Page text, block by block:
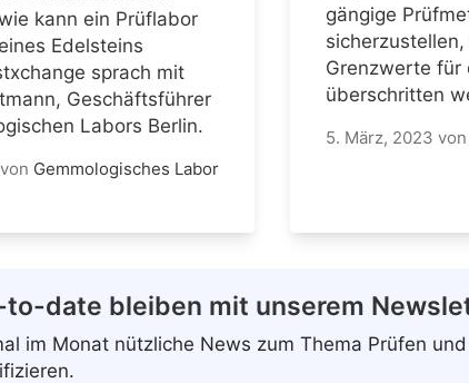
kann ein Prüflabor
Edelsteins
sprach mit
Geschäftsführer
Labors Berlin.
von Gemmologisches Labor
gängige
Grenzwerte für
überschritten
5. März, 2023 von
to-date bleiben mit unserem
im Monat nützliche News zum Thema Prüfen und